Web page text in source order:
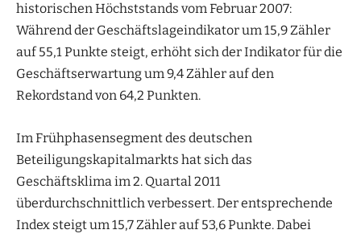
historischen Höchststands vom Februar 2007:
Während der Geschäftslageindikator um 15,9 Zähler
auf 55,1 Punkte steigt, erhöht sich der Indikator für die
Geschäftserwartung um 9,4 Zähler auf den
Rekordstand von 64,2 Punkten.
Im Frühphasensegment des deutschen
Beteiligungskapitalmarkts hat sich das
Geschäftsklima im 2. Quartal 2011
überdurchschnittlich verbessert. Der entsprechende
Index steigt um 15,7 Zähler auf 53,6 Punkte. Dabei